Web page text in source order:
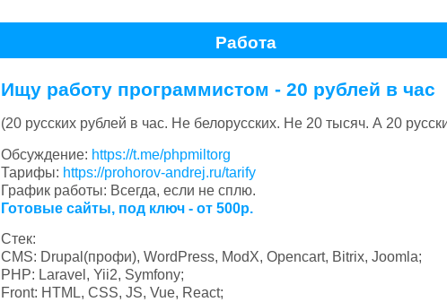
Работа
Ищу работу программистом - 20 рублей в час
(20 русских рублей в час. Не белорусских. Не 20 тысяч. А 20
Обсуждение: https://t.me/phpmiltorg
Тарифы: https://prohorov-andrej.ru/tarify
График работы: Всегда, если не сплю.
Готовые сайты, под ключ - от 500р.
Стек:
CMS: Drupal(профи), WordPress, ModX, Opencart, Bitrix, Joomla;
PHP: Laravel, Yii2, Symfony;
Front: HTML, CSS, JS, Vue, React;